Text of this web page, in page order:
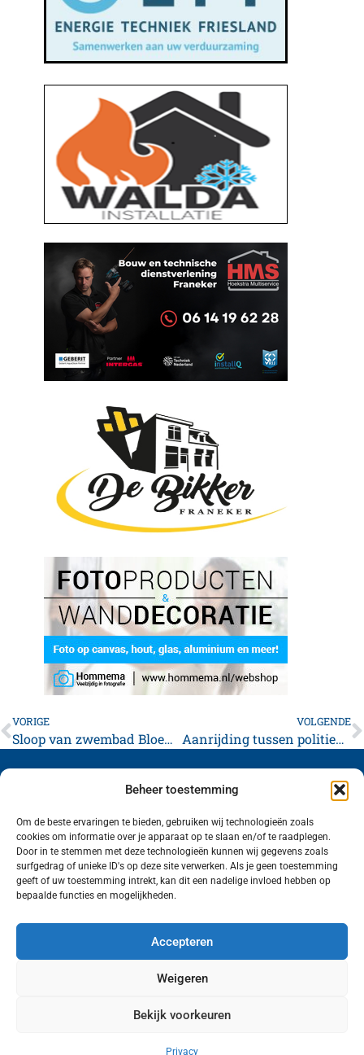
Beheer toestemming
Om de beste ervaringen te bieden, gebruiken wij technologieën zoals
cookies om informatie over je apparaat op te slaan en/of te raadplegen.
Door in te stemmen met deze technologieën kunnen wij gegevens zoals
surfgedrag of unieke ID's op deze site verwerken. Als je geen toestemming
geeft of uw toestemming intrekt, kan dit een nadelige invloed hebben op
bepaalde functies en mogelijkheden.
Accepteren
Weigeren
Bekijk voorkeuren
Privacy
VORIGE
Sloop van zwembad Bloemketerp start binnenkort
VOLGENDE
Aanrijding tussen politieauto en motorrijder op A. van Voorthuijsenweg in Franeker
Volg ons (hierboven) op social media!
Wij van FranekerActueel.nl verzorgen het nieuws